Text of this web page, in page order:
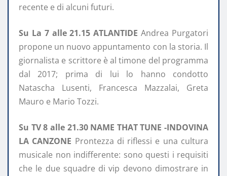
recente e di alcuni futuri.
Su La 7 alle 21.15 ATLANTIDEAndrea Purgatori
propone un nuovo appuntamento con la storia. Il
giornalista e scrittore è al timone del programma
dal 2017; prima di lui lo hanno condotto
Natascha Lusenti, Francesca Mazzalai, Greta
Mauro e Mario Tozzi.
Su TV 8 alle 21.30 NAME THAT TUNE -INDOVINA
LA CANZONE Prontezza di riflessi e una cultura
musicale non indifferente: sono questi i requisiti
che le due squadre di vip devono dimostrare in